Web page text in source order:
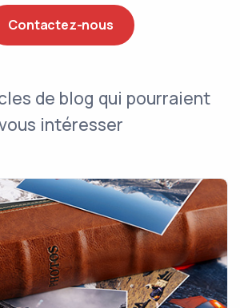
Contactez-nous
de blog qui pourraient
intéresser